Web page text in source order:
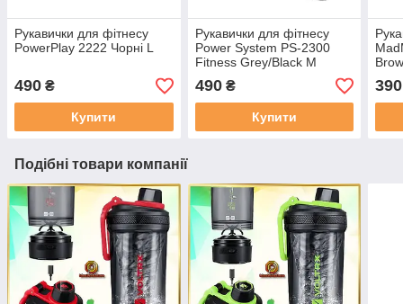
Рукавички для фітнесу
PowerPlay 2222 Чорні L
490 ₴
Купити
Рукавички для фітнесу
Power System PS-2300
Fitness Grey/Black M
490₴
Купити
390
Подібні товари компанії